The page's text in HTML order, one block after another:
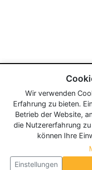
Wir verwenden
Erfahrung zu bieten.
Betrieb der Website,
die Nutzererfahrung
können Ihre
Einstellungen